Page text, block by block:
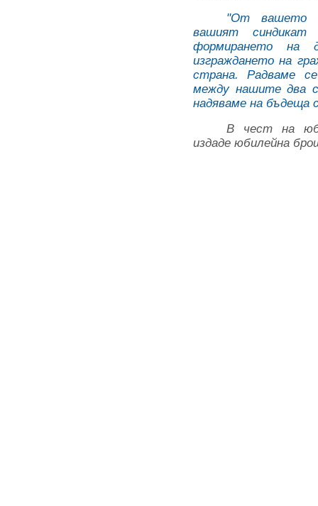
"От вашето
вашият
формирането на
изграждането на
страна. Радваме
между нашите два
надяваме на бъдеща
В чест на
издаде юбилейна